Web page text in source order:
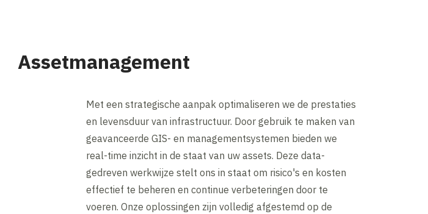
Assetmanagement
Met een strategische aanpak optimaliseren we de prestaties
en levensduur van infrastructuur. Door gebruik te maken van
geavanceerde GIS- en managementsystemen bieden we
real-time inzicht in de staat van uw assets. Deze data-
gedreven werkwijze stelt ons in staat om risico's en kosten
effectief te beheren en continue verbeteringen door te
voeren. Onze oplossingen zijn volledig afgestemd op de